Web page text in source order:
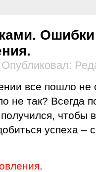
все пошло не
не так? Всегда
чтобы
успеха –
.